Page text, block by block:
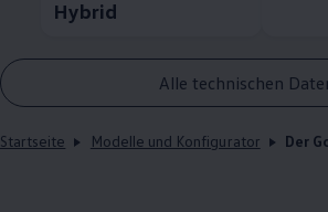
Hybrid
Alle technischen
Startseite Modelle und Konfigurator Der